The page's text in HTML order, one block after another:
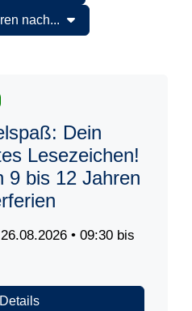
nach...
Dein
Lesezeichen!
9 bis 12 Jahren
26.08.2026 • 09:30 bis
Details